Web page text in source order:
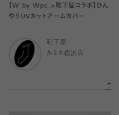
【W by Wpc.×靴下屋コラボ】ひん
やりUVカットアームカバー
靴下屋
ルミネ横浜店